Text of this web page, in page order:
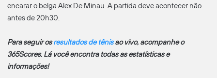
encarar o belga Alex De Minau. A partida deve acontecer não
antes de 20h30.
Para seguir osresultados de tênisao vivo, acompanhe o
365Scores. Lá você encontra todas as estatísticas e
informações!